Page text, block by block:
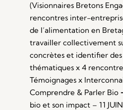
(Visionnaires Bretons
rencontres inter-
de l’alimentation en
travailler collectivement
concrètes et identifier des
thématiques x 4
Témoignages x
Comprendre & Parler Bio
bio et son impact – 11